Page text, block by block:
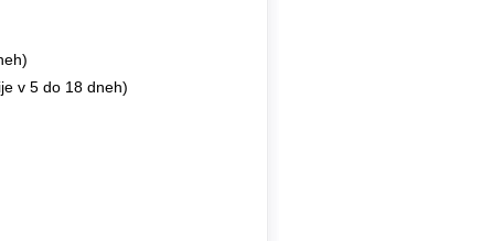
v 5 do 18 dneh)